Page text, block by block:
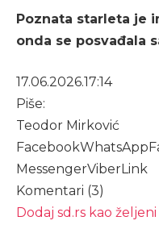
Poznata starleta je
onda se posvađala
17.06.2026.17:14
Piše:
Teodor Mirković
FacebookWhatsApp
MessengerViberLink
Komentari (3)
Dodaj sd.rs kao